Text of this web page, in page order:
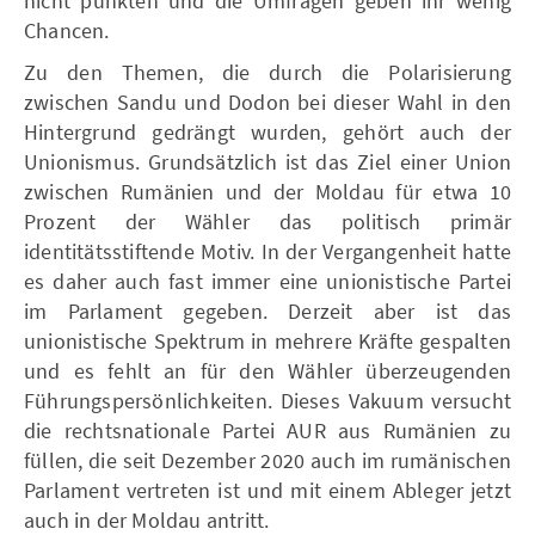
Chancen.
Zu den Themen, die durch die Polarisierung
zwischen Sandu und Dodon bei dieser Wahl in den
Hintergrund gedrängt wurden, gehört auch der
Unionismus. Grundsätzlich ist das Ziel einer Union
zwischen Rumänien und der Moldau für etwa 10
Prozent der Wähler das politisch primär
identitätsstiftende Motiv. In der Vergangenheit hatte
es daher auch fast immer eine unionistische Partei
im Parlament gegeben. Derzeit aber ist das
unionistische Spektrum in mehrere Kräfte gespalten
und es fehlt an für den Wähler überzeugenden
Führungspersönlichkeiten. Dieses Vakuum versucht
die rechtsnationale Partei AUR aus Rumänien zu
füllen, die seit Dezember 2020 auch im rumänischen
Parlament vertreten ist und mit einem Ableger jetzt
auch in der Moldau antritt.